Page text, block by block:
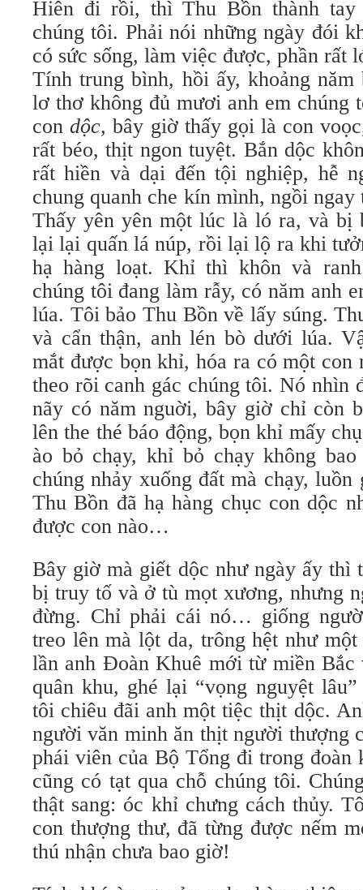
Hiên đi rồi, thì Thu Bồn thành tay
chúng tôi. Phải nói những ngày đói
có sức sống, làm việc được, phần rất
Tính trung bình, hồi ấy, khoảng
lơ thơ không đủ mươi anh em chúng
condộc,bây giờ thấy gọi là con
rất béo, thịt ngon tuyệt. Bắn dộc
rất hiền và dại đến tội nghiệp, hễ
chung quanh che kín mình, ngồi ngay
Thấy yên yên một lúc là ló ra, và bị
lại lại quấn lá núp, rồi lại lộ ra khi
hạ hàng loạt. Khỉ thì khôn và
chúng tôi đang làm rẫy, có năm anh
lúa. Tôi bảo Thu Bồn về lấy súng.
và cẩn thận, anh lén bò dưới lúa.
mắt được bọn khỉ, hóa ra có một con
theo rõi canh gác chúng tôi. Nó nhìn
nãy có năm nguời, bây giờ chỉ còn
lên the thé báo động, bọn khỉ mấy
ào bỏ chạy, khỉ bỏ chạy không
chúng nhảy xuống đất mà chạy,
Thu Bồn đã hạ hàng chục con dộc
được con nào…
Bây giờ mà giết dộc như ngày ấy thì
bị truy tố và ở tù mọt xương, nhưng
đừng. Chỉ phải cái nó… giống
treo lên mà lột da, trông hệt như
lần anh Đoàn Khuê mới từ miền Bắc
quân khu, ghé lại “vọng nguyệt
tôi chiêu đãi anh một tiệc thịt dộc.
người văn minh ăn thịt người thượng
phái viên của Bộ Tổng đi trong đoàn
cũng có tạt qua chỗ chúng tôi.
thật sang: óc khỉ chưng cách thủy.
con thượng thư, đã từng được nếm
thú nhận chưa bao giờ!